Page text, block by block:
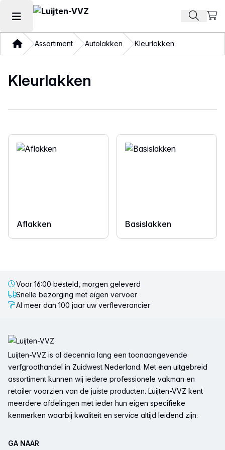
Hoofdmenu openen Zoek
ThuisAssortiment Autolakken Kleurlakken
Kleurlakken
Aflakken Basislakken
Voor 16:00 besteld, morgen geleverd
Snelle bezorging met eigen vervoer
Al meer dan 100 jaar uw verfleverancier
Luijten-VVZ is al decennia lang een toonaangevende
verfgroothandel in Zuidwest Nederland. Met een uitgebreid
assortiment kunnen wij iedere professionele vakman en
retailer voorzien van de juiste producten. Luijten-VVZ kent
meerdere afdelingen met ieder hun eigen specifieke
kenmerken waarbij kwaliteit en service altijd leidend zijn.
GA NAAR